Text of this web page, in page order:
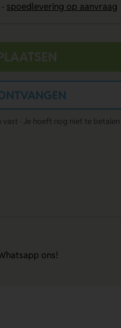
spoedlevering op aanvraag
vast · Je hoeft nog niet te betalen
ons!